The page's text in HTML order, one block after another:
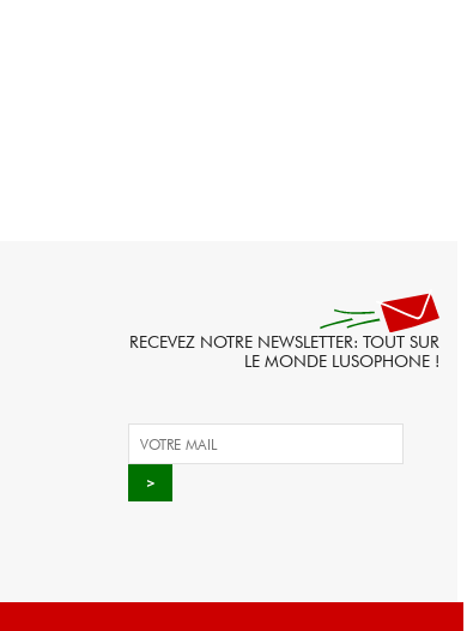
RECEVEZ NOTRE NEWSLETTER: TOUT SUR
LE MONDE LUSOPHONE !